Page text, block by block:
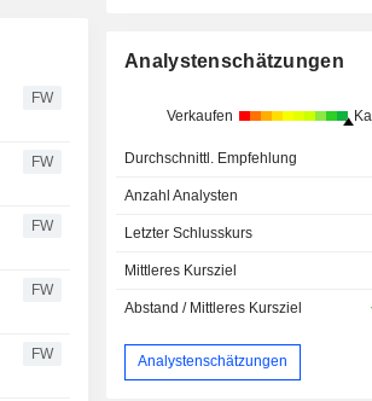
FW
FW
FW
FW
FW
Analystenschätzungen
Verkaufen
Durchschnittl. Empfehlung
Anzahl Analysten
Letzter Schlusskurs
Mittleres Kursziel
Abstand / Mittleres Kursziel
Analystenschätzungen